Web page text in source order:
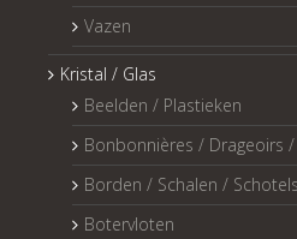
Vazen
Kristal / Glas
Beelden / Plastieken
Bonbonnières / Drageoirs
Borden / Schalen / Schotels
Botervloten